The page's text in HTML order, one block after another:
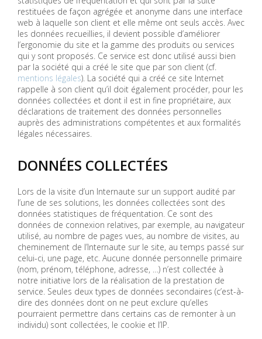
restituées de façon agrégée et anonyme dans une interface
web à laquelle son client et elle même ont seuls accès. Avec
les données recueillies, il devient possible d’améliorer
l’ergonomie du site et la gamme des produits ou services
qui y sont proposés. Ce service est donc utilisé aussi bien
par la société qui a créé le site que par son client (cf.
mentions légales). La société qui a créé ce site Internet
rappelle à son client qu’il doit également procéder, pour les
données collectées et dont il est in fine propriétaire, aux
déclarations de traitement des données personnelles
auprès des administrations compétentes et aux formalités
légales nécessaires.
DONNÉES COLLECTÉES
Lors de la visite d’un Internaute sur un support audité par
l’une de ses solutions, les données collectées sont des
données statistiques de fréquentation. Ce sont des
données de connexion relatives, par exemple, au navigateur
utilisé, au nombre de pages vues, au nombre de visites, au
cheminement de l’Internaute sur le site, au temps passé sur
celui-ci, une page, etc. Aucune donnée personnelle primaire
(nom, prénom, téléphone, adresse, …) n’est collectée à
notre initiative lors de la réalisation de la prestation de
service. Seules deux types de données secondaires (c’est-à-
dire des données dont on ne peut exclure qu’elles
pourraient permettre dans certains cas de remonter à un
individu) sont collectées, le cookie et l’IP.